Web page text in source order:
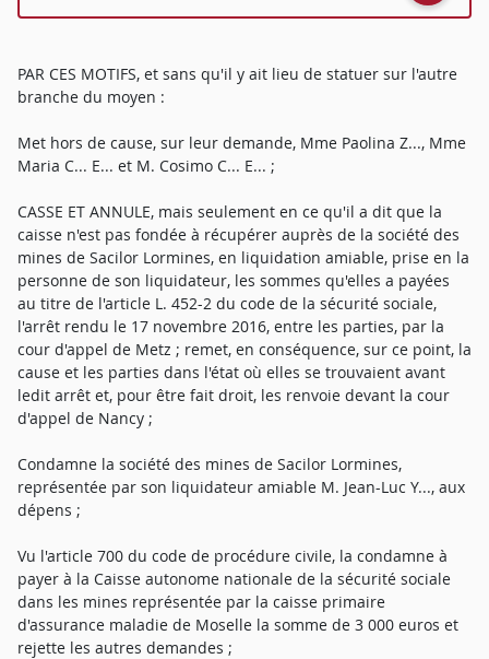
PAR CES MOTIFS, et sans qu'il y ait lieu de statuer sur l'autre
branche du moyen :
Met hors de cause, sur leur demande, Mme Paolina Z..., Mme
Maria C... E... et M. Cosimo C... E... ;
CASSE ET ANNULE, mais seulement en ce qu'il a dit que la
caisse n'est pas fondée à récupérer auprès de la société des
mines de Sacilor Lormines, en liquidation amiable, prise en la
personne de son liquidateur, les sommes qu'elles a payées
au titre de l'article L. 452-2 du code de la sécurité sociale,
l'arrêt rendu le 17 novembre 2016, entre les parties, par la
cour d'appel de Metz ; remet, en conséquence, sur ce point, la
cause et les parties dans l'état où elles se trouvaient avant
ledit arrêt et, pour être fait droit, les renvoie devant la cour
d'appel de Nancy ;
Condamne la société des mines de Sacilor Lormines,
représentée par son liquidateur amiable M. Jean-Luc Y..., aux
dépens ;
Vu l'article 700 du code de procédure civile, la condamne à
payer à la Caisse autonome nationale de la sécurité sociale
dans les mines représentée par la caisse primaire
d'assurance maladie de Moselle la somme de 3 000 euros et
rejette les autres demandes ;